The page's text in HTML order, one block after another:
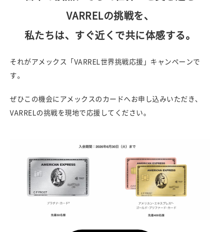
VARRELの挑戦を、
私たちは、すぐ近くで共に体感する。
それがアメックス「VARREL世界挑戦応援」キャンペーンで
す。
ぜひこの機会にアメックスのカードへお申し込みいただき、
VARRELの挑戦を現地で応援してください。